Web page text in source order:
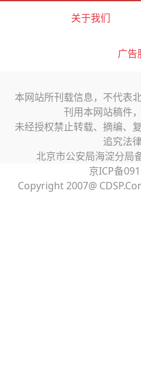
关于我们
广告
本网站所刊载信息，不代表
刊用本网站稿件
未经授权禁止转载、摘编、
追究法
北京市公安局海淀分局
京ICP备
Copyright 2007@